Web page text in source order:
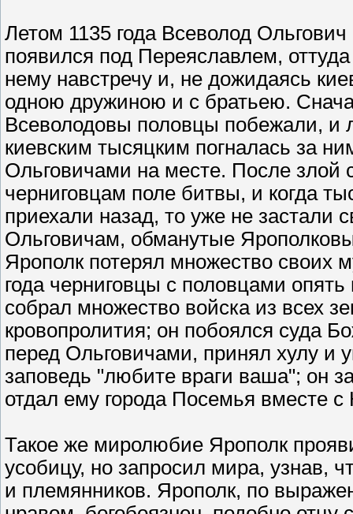
Летом 1135 года Всеволод
появился под Переяславлем,
нему навстречу и, не дожидаясь
одною дружиною и с братьею.
Всеволодовы половцы побежали,
киевским тысяцким погналась за
Ольговичами на месте. После злой
черниговцам поле битвы, и когда
приехали назад, то уже не застали
Ольговичам, обманутые
Ярополк потерял множество
года черниговцы с половцами
собрал множество войска из всех
кровопролития; он побоялся суда
перед Ольговичами, принял хулу и
заповедь "любите враги ваша"; он
отдал ему города Посемья вместе
Такое же миролюбие Ярополк
усобицу, но запросил мира, узнав,
и племянников. Ярополк, по